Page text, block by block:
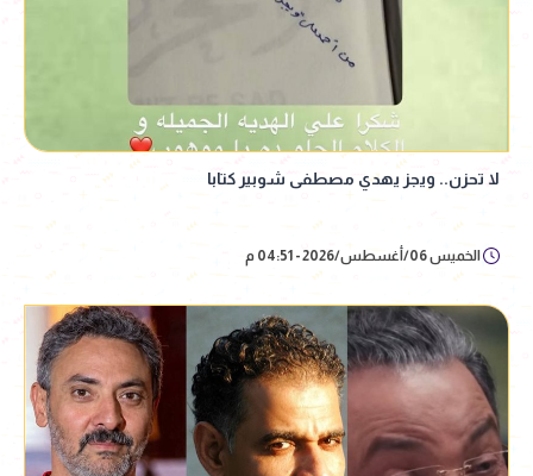
لا تحزن.. ويجز يهدي مصطفى شوبير كتابا
الخميس 06/أغسطس/2026 - 04:51 م